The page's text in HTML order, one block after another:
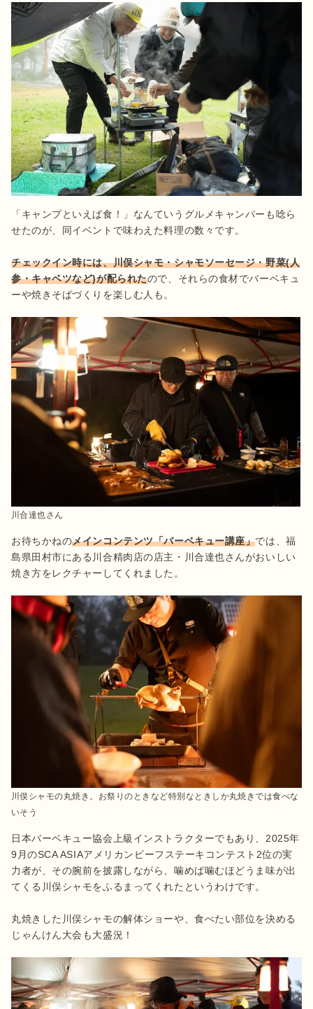
「キャンプといえば食！」なんていうグルメキャンパーも唸ら
せたのが、同イベントで味わえた料理の数々です。
チェックイン時には、川俣シャモ・シャモソーセージ・野菜(人
参・キャベツなど)が配られたので、それらの食材でバーベキュ
ーや焼きそばづくりを楽しむ人も。
川合達也さん
お待ちかねのメインコンテンツ「バーベキュー講座」では、福
島県田村市にある川合精肉店の店主・川合達也さんがおいしい
焼き方をレクチャーしてくれました。
川俣シャモの丸焼き。お祭りのときなど特別なときしか丸焼きでは食べな
いそう
日本バーベキュー協会上級インストラクターでもあり、2025年
9月のSCA ASIAアメリカンビーフステーキコンテスト2位の実
力者が、その腕前を披露しながら、噛めば噛むほどうま味が出
てくる川俣シャモをふるまってくれたというわけです。
丸焼きした川俣シャモの解体ショーや、食べたい部位を決める